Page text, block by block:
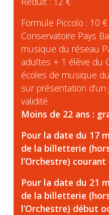
Formule Piccolo : 10
Conservatoire Pays
musique du réseau
adultes + 1 élève du
écoles de musique
sur présentation
validité
Moins de 22 ans :
Pour la date du 17
de la billetterie
l’Orchestre)
Pour la date du 21
de la billetterie
l’Orchestre) début